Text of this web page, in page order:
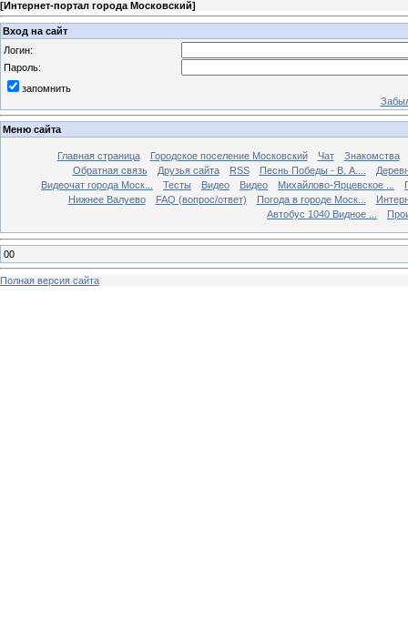
[Интернет-портал города Московский]
Вход на сайт
Логин:
Пароль:
запомнить
Меню сайта
Главная страница Городское поселение Московский Чат
Знакомства
Обратная связь
Друзья сайта RSS Песнь Победы - В. А....
Видеочат города Моск...
Тесты Видео Видео Михайлово-Ярцевское ...
Нижнее Валуево
FAQ (вопрос/ответ) Погода в городе Моск...
Автобус 1040 Видное ...
00
Полная версия сайта